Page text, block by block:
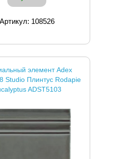
Артикул: 108526
элемент Adex
Studio Плинтус Rodapie
ADST5103